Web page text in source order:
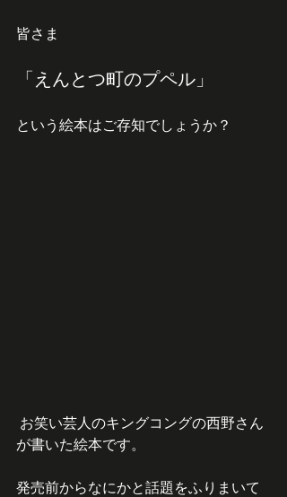
皆さま
「えんとつ町のプペル」
という絵本はご存知でしょうか？
が書いた絵本です。
発売前からなにかと話題をふりまいて